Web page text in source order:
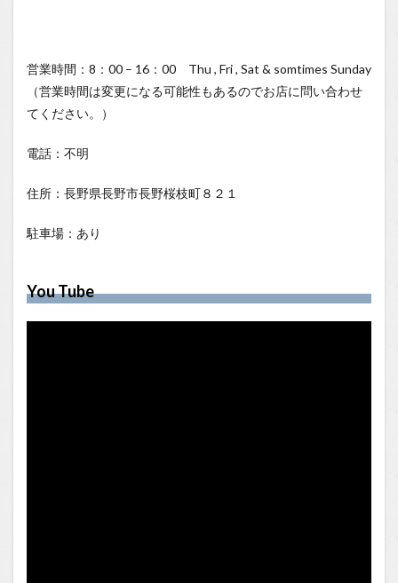
営業時間：8：00 – 16：00 Thu , Fri , Sat & somtimes Sunday
（営業時間は変更になる可能性もあるのでお店に問い合わせ
てください。）
電話：不明
住所：長野県長野市長野桜枝町８２１
駐車場：あり
You Tube